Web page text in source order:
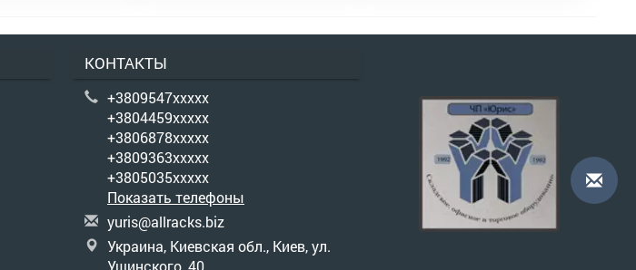
КОНТАКТЫ
+3809547xxxxx
+3804459xxxxx
+3806878xxxxx
+3809363xxxxx
+3805035xxxxx
Показать телефоны
yuris@allracks.biz
Украина, Киевская обл., Киев, ул.
Ушинского, 40